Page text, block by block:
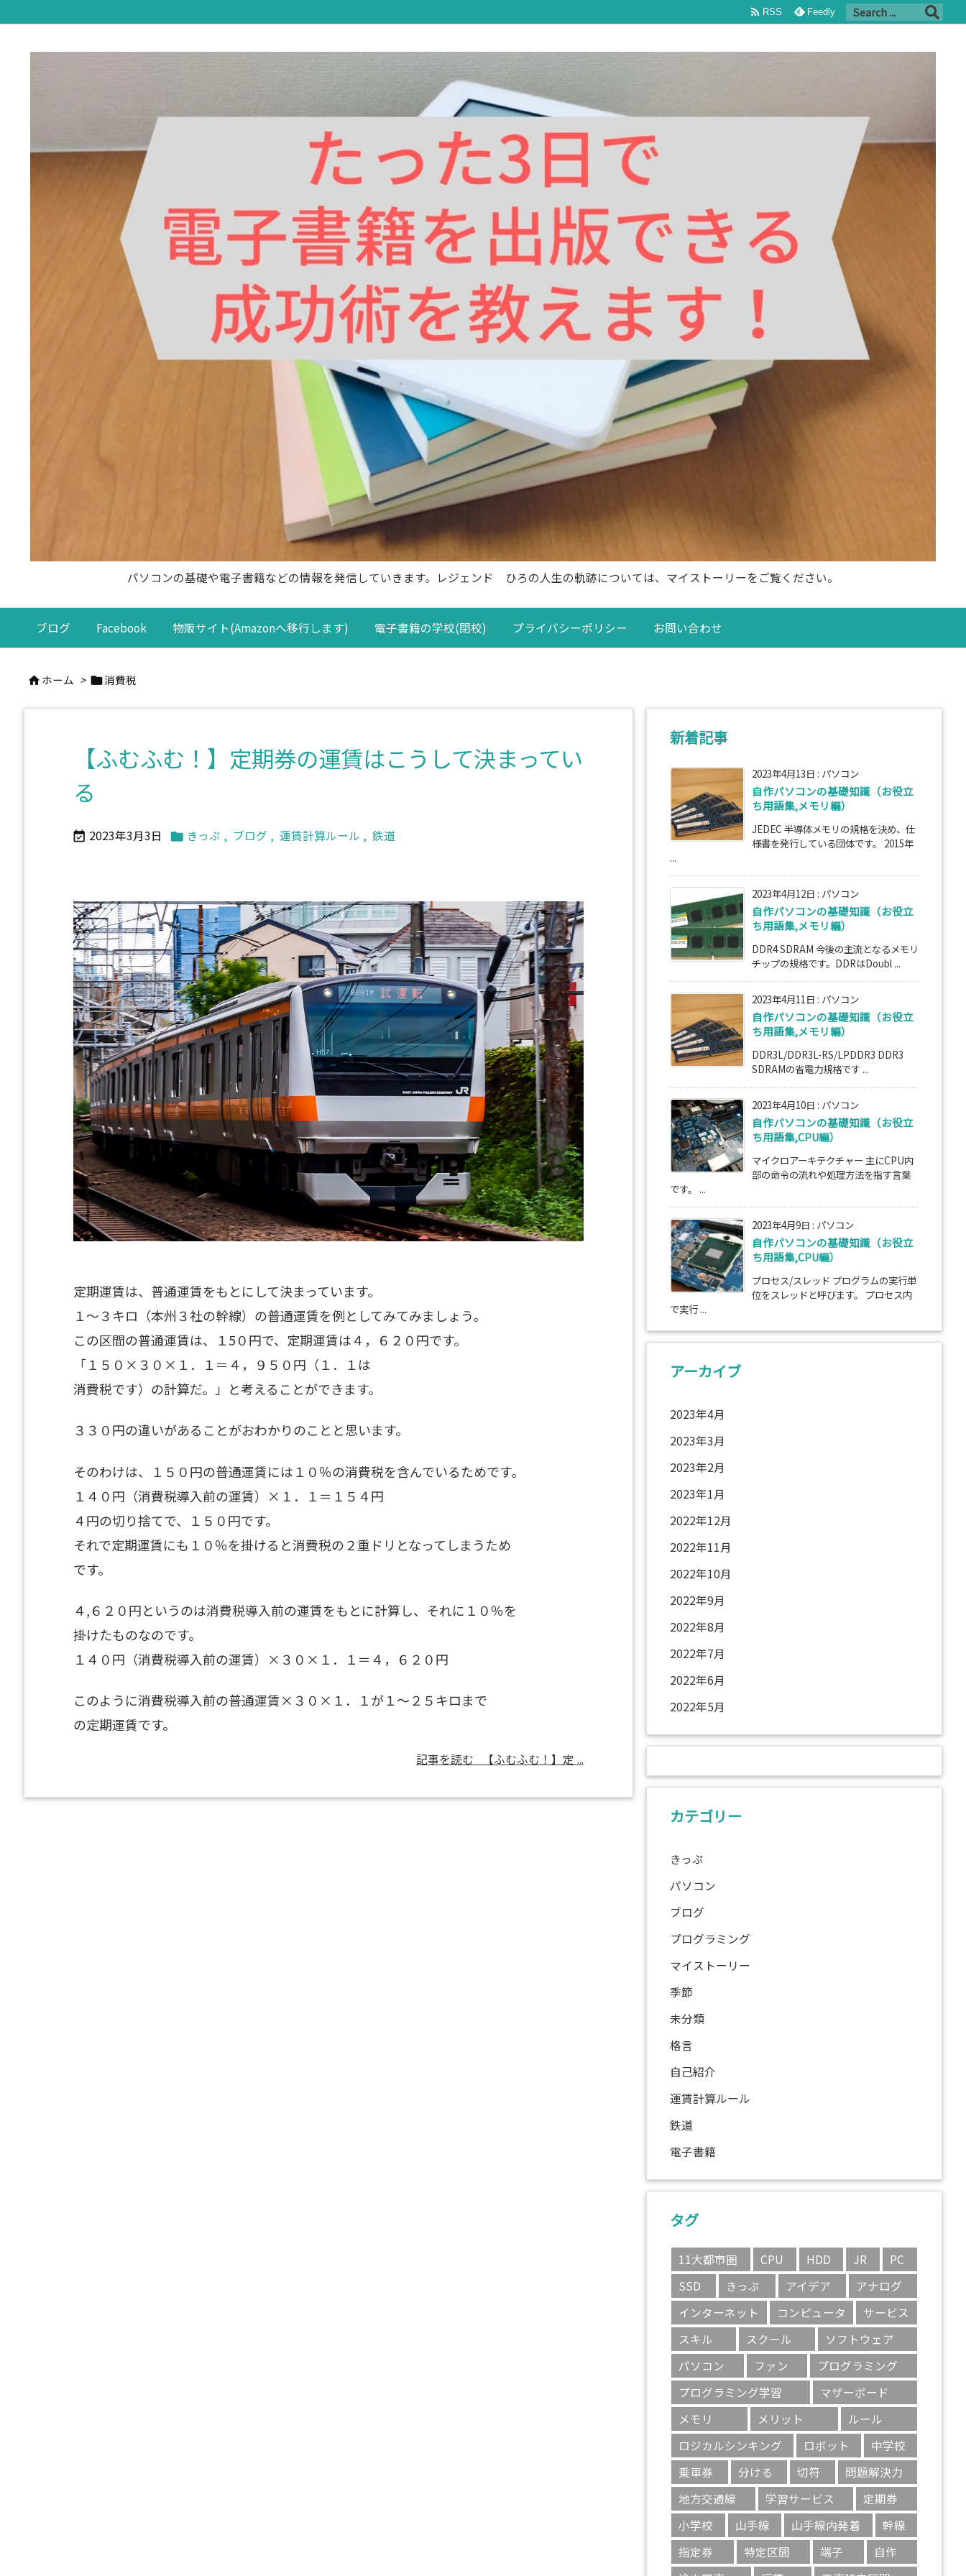
パソコンの基礎や電子書籍などの情報を発信していきます。レジェンド ひろの人生の軌跡については、マイストーリーをご覧ください。
ブログ Facebook 物販サイト(Amazonへ移行します) 電子書籍の学校(閉校) プライバシーポリシー お問い合わせ
 RSS Feedly
 ホーム > 消費税
【ふむふむ！】定期券の運賃はこうして決まってい
る
 2023年3月3日  きっぷ , ブログ , 運賃計算ルール , 鉄道
定期運賃は、普通運賃をもとにして決まっています。
１～３キロ（本州３社の幹線）の普通運賃を例としてみてみましょう。
この区間の普通運賃は、１5０円で、定期運賃は４，６２０円です。
「１５０×３０×１．１＝４，９５０円（１．１は
消費税です）の計算だ。」と考えることができます。
３３０円の違いがあることがおわかりのことと思います。
そのわけは、１５０円の普通運賃には１０％の消費税を含んでいるためです。
１４０円（消費税導入前の運賃）×１．１＝１５４円
４円の切り捨てで、１５０円です。
それで定期運賃にも１０％を掛けると消費税の２重ドリとなってしまうため
です。
４,６２０円というのは消費税導入前の運賃をもとに計算し、それに１０％を
掛けたものなのです。
１４０円（消費税導入前の運賃）×３０×１．１＝４，６２０円
このように消費税導入前の普通運賃×３０×１．１が１～２５キロまで
の定期運賃です。
記事を読む 【ふむふむ！】定 ...
新着記事
2023年4月13日 : パソコン
自作パソコンの基礎知識（お役立
ち用語集,メモリ編）
JEDEC 半導体メモリの規格を決め、仕
様書を発行している団体です。 2015年
...
2023年4月12日 : パソコン
自作パソコンの基礎知識（お役立
ち用語集,メモリ編）
DDR4 SDRAM 今後の主流となるメモリ
チップの規格です。DDRはDoubl ...
2023年4月11日 : パソコン
自作パソコンの基礎知識（お役立
ち用語集,メモリ編）
DDR3L/DDR3L-RS/LPDDR3 DDR3
SDRAMの省電力規格です ...
2023年4月10日 : パソコン
自作パソコンの基礎知識（お役立
ち用語集,CPU編）
マイクロアーキテクチャー 主にCPU内
部の命令の流れや処理方法を指す言葉
です。 ...
2023年4月9日 : パソコン
自作パソコンの基礎知識（お役立
ち用語集,CPU編）
プロセス/スレッド プログラムの実行単
位をスレッドと呼びます。 プロセス内
で実行 ...
アーカイブ
2023年4月
2023年3月
2023年2月
2023年1月
2022年12月
2022年11月
2022年10月
2022年9月
2022年8月
2022年7月
2022年6月
2022年5月
カテゴリー
きっぷ
パソコン
ブログ
プログラミング
マイストーリー
季節
未分類
格言
自己紹介
運賃計算ルール
鉄道
電子書籍
タグ
11大都市圏 CPU HDD JR
PC
SSD
きっぷ アイデア
アナログ
インターネット
コンピュータ
サービス
スキル
スクール
ソフトウェア
パソコン
ファン
プログラミング
プログラミング学習
マザーボード
メモリ
メリット
ルール
ロジカルシンキング
ロボット
中学校
乗車券
分ける 切符
問題解決力
地方交通線
学習サービス
定期券
小学校
山手線 山手線内発着
幹線
指定券
特定区間 端子
自作